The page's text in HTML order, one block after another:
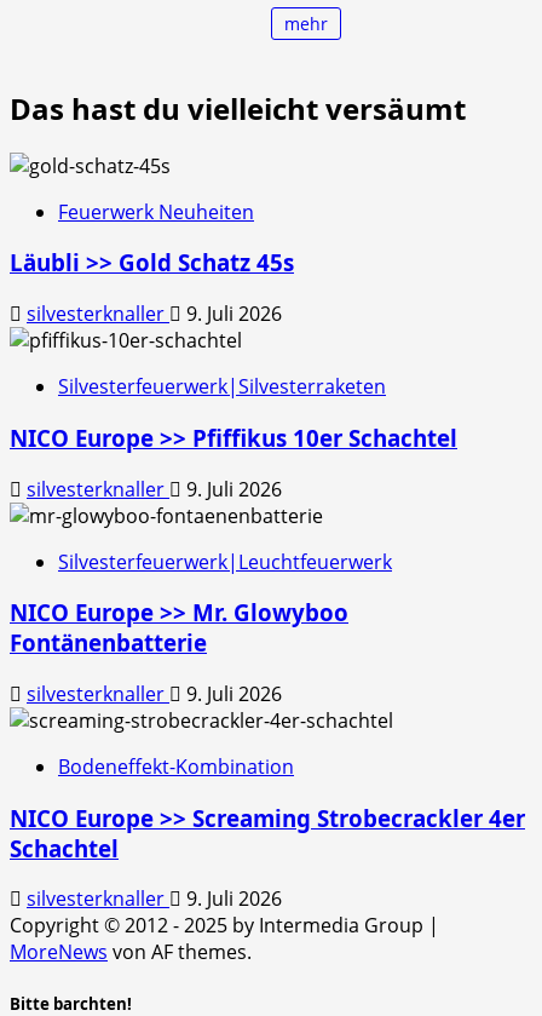
mehr
Das hast du vielleicht versäumt
Feuerwerk Neuheiten
Läubli >> Gold Schatz 45s
silvesterknaller 9. Juli 2026
Silvesterfeuerwerk|Silvesterraketen
NICO Europe >> Pfiffikus 10er Schachtel
silvesterknaller 9. Juli 2026
Silvesterfeuerwerk|Leuchtfeuerwerk
NICO Europe >> Mr. Glowyboo
Fontänenbatterie
silvesterknaller 9. Juli 2026
Bodeneffekt-Kombination
NICO Europe >> Screaming Strobecrackler 4er
Schachtel
silvesterknaller
9. Juli 2026
Copyright © 2012 - 2025 by Intermedia Group |
MoreNews von AF themes.
Bitte barchten!